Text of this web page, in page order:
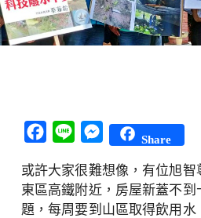
Facebook
Line Messenger
Share
或許大家很難想像，有位旭
東區高鐵附近，房屋新蓋不
題，每周要到山區取得飲用